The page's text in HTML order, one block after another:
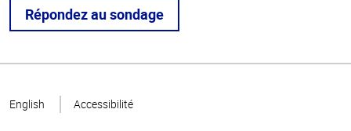
Répondez au sondage
page
English Accessibilité